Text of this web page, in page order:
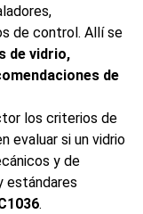
de control. Allí se
de vidrio,
de
los criterios de
evaluar si un vidrio
y de
estándares
.